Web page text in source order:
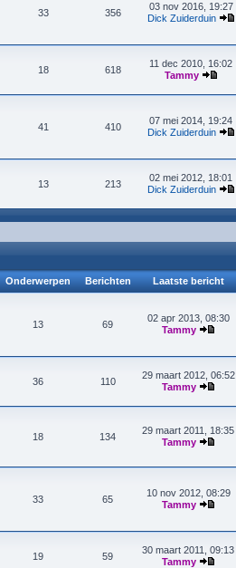
33 356
03 nov 2016, 19:27
Dick Zuiderduin
18 618
11 dec 2010, 16:02
Tammy
41 410
07 mei 2014, 19:24
Dick Zuiderduin
13 213
02 mei 2012, 18:01
Dick Zuiderduin
Onderwerpen Berichten Laatste bericht
13 69
02 apr 2013, 08:30
Tammy
36 110
29 maart 2012, 06:52
Tammy
18 134
29 maart 2011, 18:35
Tammy
33 65
10 nov 2012, 08:29
Tammy
19 59
30 maart 2011, 09:13
Tammy